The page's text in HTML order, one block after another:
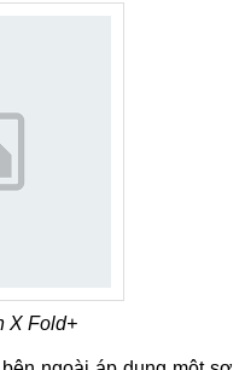
X Fold+